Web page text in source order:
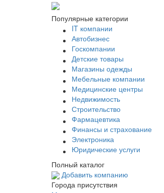
Популярные категории
IT компании
Автобизнес
Госкомпании
Детские товары
Магазины одежды
Мебельные компании
Медицинские центры
Недвижимость
Строительство
Фармацевтика
Финансы и страхование
Электроника
Юридические услуги
Полный каталог
Добавить компанию
Города присутствия